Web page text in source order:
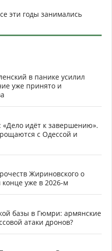
эти годы занимались
в панике усилил
уже принято и
идёт к завершению».
с Одессой и
Жириновского о
уже в 2026-м
базы в Гюмри: армянские
атаки дронов?